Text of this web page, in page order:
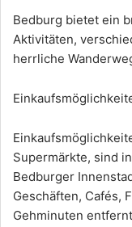
Bedburg bietet ein
Aktivitäten,
herrliche
Supermärkte, sind
Bedburger
Geschäften, Cafés,
Gehminuten